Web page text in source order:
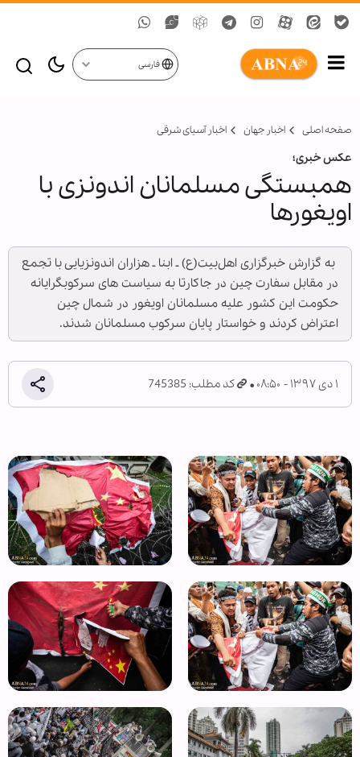
فارسی
صفحه اصلی اخبار جهان اخبار آسیای شرقی
عکس خبری؛
همبستگی مسلمانان اندونزی با
اویغورها
‌ به گزارش خبرگزاری اهل‌بیت(ع) ـ ابنا ـ هزاران اندونزیایی با تجمع
در مقابل سفارت چین در جاکارتا به سیاست های سرکوبگرایانه
حکومت این کشور علیه مسلمانان اویغور در شمال چین
اعتراض کردند و خواستار پایان سرکوب مسلمانان شدند.
۱ دی ۱۳۹۷ - ۰۸:۵۰ کد مطلب: 745385